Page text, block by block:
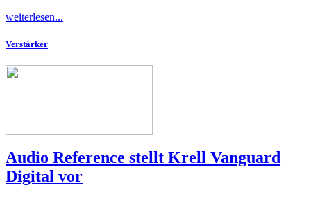
weiterlesen...
Verstärker
Audio Reference stellt Krell Vanguard
Digital vor